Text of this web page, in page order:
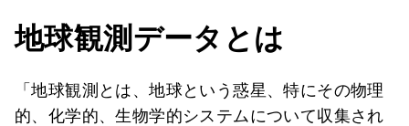
地球観測データとは
「地球観測とは、地球という惑星、特にその物理
的、化学的、生物学的システムについて収集され